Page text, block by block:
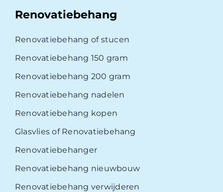
Renovatiebehang
Renovatiebehang of stucen
Renovatiebehang 150 gram
Renovatiebehang 200 gram
Renovatiebehang nadelen
Renovatiebehang kopen
Glasvlies of Renovatiebehang
Renovatiebehanger
Renovatiebehang nieuwbouw
Renovatiebehang verwijderen